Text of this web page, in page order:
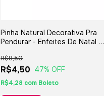
Pinha Natural Decorativa Pra
Pendurar - Enfeites De Natal E
R$4,50
R$8,50
47% OFF
R$4,28 com Boleto